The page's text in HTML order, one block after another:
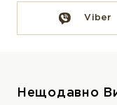
Viber
Нещодавно